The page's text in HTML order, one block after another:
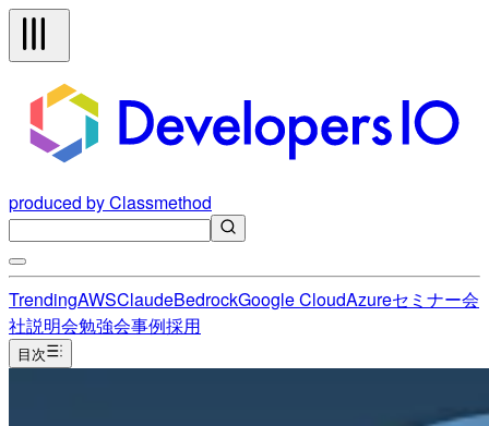
produced by Classmethod
TrendingAWSClaudeBedrockGoogle CloudAzureセミナー会
社説明会勉強会事例採用
目次